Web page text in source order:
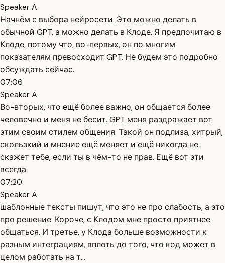
Speaker A
Начнём с выбора нейросети. Это можно делать в
обычной GPT, а можно делать в Клоде. Я предпочитаю в
Клоде, потому что, во-первых, он по многим
показателям превосходит GPT. Не будем это подробно
обсуждать сейчас.
07:06
Speaker A
Во-вторых, что ещё более важно, он общается более
человечно и меня не бесит. GPT меня раздражает вот
этим своим стилем общения. Такой он подлиза, хитрый,
скользкий и мнение ещё меняет и ещё никогда не
скажет тебе, если ты в чём-то не прав. Ещё вот эти
всегда
07:20
Speaker A
шаблонные тексты пишут, что это не про слабость, а это
про решение. Короче, с Клодом мне просто приятнее
общаться. И третье, у Клода больше возможности к
разным интеграциям, вплоть до того, что код может в
целом работать на т...